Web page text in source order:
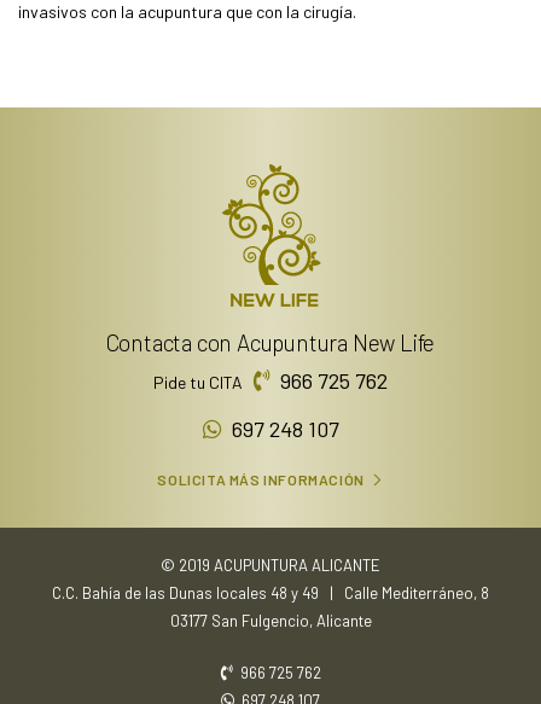
invasivos con la acupuntura que con la cirugía.
Contacta con Acupuntura New Life
Pide tu CITA
966 725 762
697 248 107
SOLICITA MÁS INFORMACIÓN
© 2019 ACUPUNTURA ALICANTE
C.C. Bahía de las Dunas locales 48 y 49 | Calle Mediterráneo, 8
03177 San Fulgencio, Alicante
966 725 762